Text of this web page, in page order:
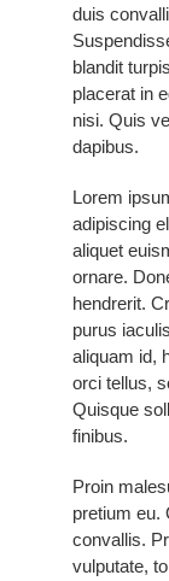
duis
blandit
placerat in
nisi. Quis
dapibus.
Lorem
adipiscing
aliquet
ornare.
hendrerit.
purus
aliquam id,
orci tellus,
Quisque
finibus.
Proin
pretium eu.
convallis.
vulputate,